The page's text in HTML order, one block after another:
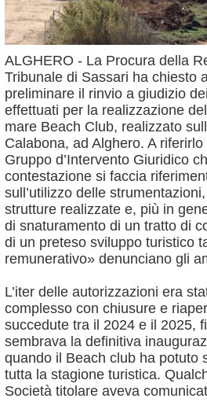
ALGHERO - La Procura della
Tribunale di Sassari ha chiesto
preliminare il rinvio a giudizio
effettuati per la realizzazione
mare Beach Club, realizzato
Calabona, ad Alghero. A riferirlo
Gruppo d’Intervento Giuridico
contestazione si faccia
sull’utilizzo delle
strutture realizzate e, più in
di snaturamento di un tratto di
di un preteso sviluppo turistico
remunerativo» denunciano gli
L’iter delle autorizzazioni era
complesso con chiusure e
succedute tra il 2024 e il 2025,
sembrava la definitiva
quando il Beach club ha potuto
tutta la stagione turistica.
Società titolare aveva